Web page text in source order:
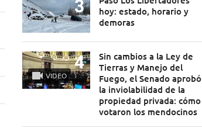
hoy: estado, horario y
demoras
VIDEO
Sin cambios a la Ley de
Tierras y Manejo del
Fuego, el Senado aprobó
la inviolabilidad de la
propiedad privada: cómo
votaron los mendocinos